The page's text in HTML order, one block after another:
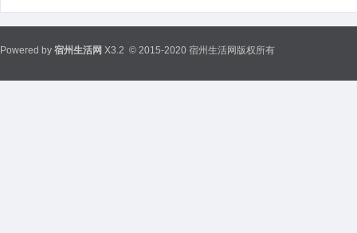
Powered by 宿州生活网 X3.2 © 2015-2020 宿州生活网版权所有